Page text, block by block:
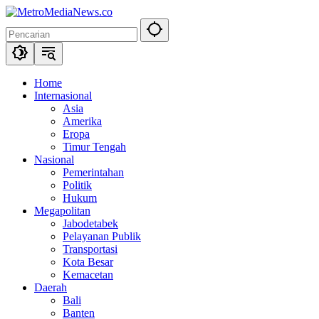
Langsung
konten
Home
Internasional
Asia
Amerika
Eropa
Timur Tengah
Nasional
Pemerintahan
Politik
Hukum
Megapolitan
Jabodetabek
Pelayanan Publik
Transportasi
Kota Besar
Kemacetan
Daerah
Bali
Banten